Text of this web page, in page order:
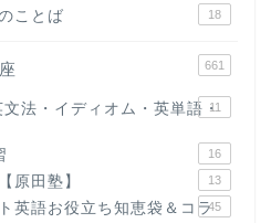
ことば 18
661
法・イディオム・英単語・
11
16
原田塾】 13
英語お役立ち知恵袋＆コラ45